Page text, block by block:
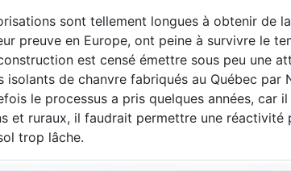
sont tellement longues à obtenir de
preuve en Europe, ont peine à survivre le
est censé émettre sous peu une
de chanvre fabriqués au Québec par
le processus a pris quelques années, car
et ruraux, il faudrait permettre une réactivité
trop lâche.